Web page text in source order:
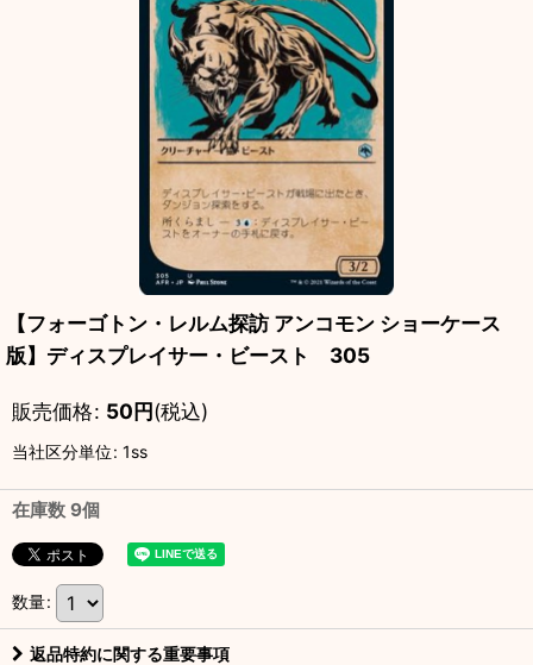
【フォーゴトン・レルム探訪 アンコモン ショーケース
版】ディスプレイサー・ビースト 305
販売価格: 50円(税込)
当社区分単位: 1ss
在庫数 9個
数量:
返品特約に関する重要事項